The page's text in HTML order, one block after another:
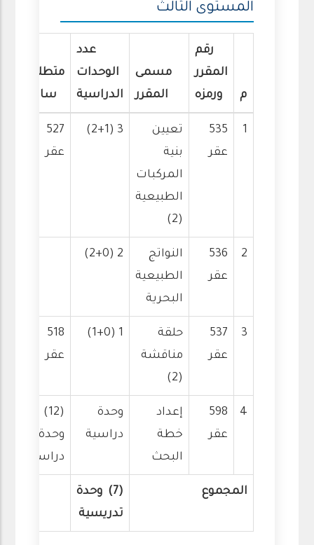
المستوى الثالث
م
رقم
المقرر
ورمزه
مسمى
المقرر
عدد
الوحدات
الدراسية
متطلب
سابق
1
535
عقر
تعيين
بنية
المركبات
الطبيعية
(2)
3 (2+1)
527
عقر
2
536
عقر
النواتج
الطبيعية
البحرية
2 (2+0)
3
537
عقر
حلقة
مناقشة
(2)
1 (1+0)
518
عقر
4
598
عقر
إعداد
خطة
البحث
وحدة
دراسية
(12)
وحدة
دراسية
المجموع
(7) وحدة
تدريسية